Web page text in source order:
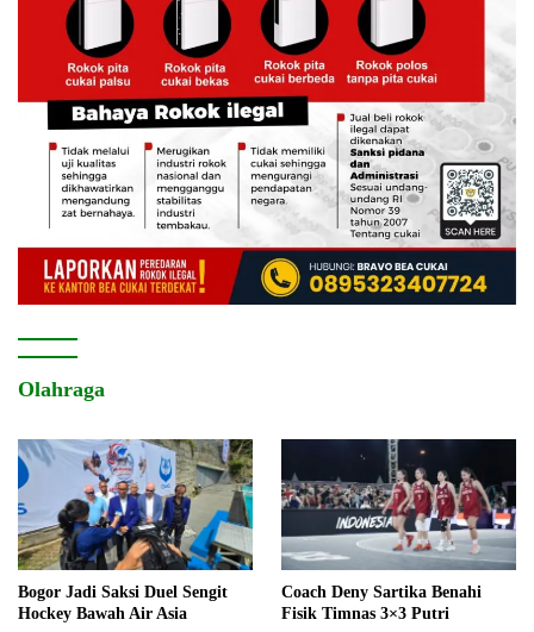
Olahraga
Bogor Jadi Saksi Duel Sengit
Hockey Bawah Air Asia
Coach Deny Sartika Benahi
Fisik Timnas 3×3 Putri